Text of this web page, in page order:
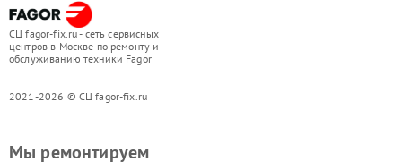
СЦ fagor-fix.ru - сеть сервисных
центров в Москве по ремонту и
обслуживанию техники Fagor
2021-2026 © СЦ fagor-fix.ru
Мы ремонтируем